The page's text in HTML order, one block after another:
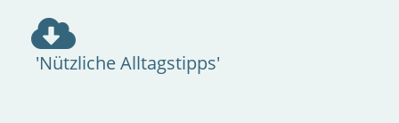
'Nützliche Alltagstipps'